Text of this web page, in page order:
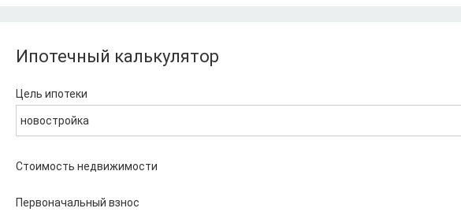
Ипотечный калькулятор
Цель ипотеки
новостройка
Стоимость недвижимости
Первоначальный взнос